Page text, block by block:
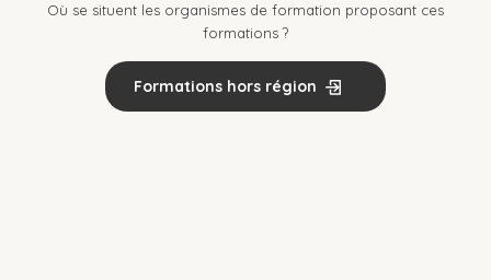
Où se situent les organismes de formation proposant ces
formations ?
Formations hors région